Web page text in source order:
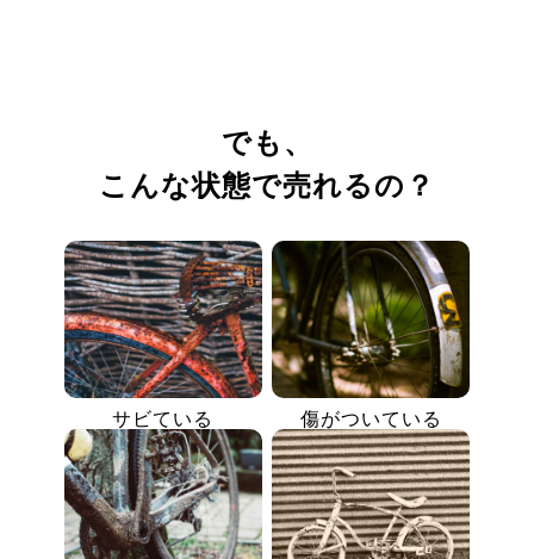
でも、
こんな状態で売れるの？
サビている 傷がついている